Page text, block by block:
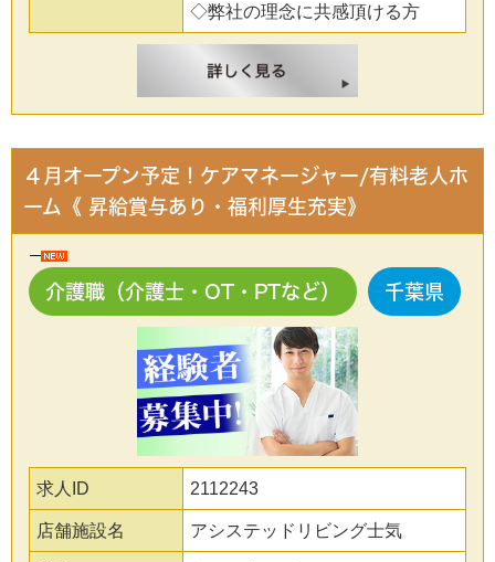
◇弊社の理念に共感頂ける方
４月オープン予定！ケアマネージャー/有料老人ホ
ーム《 昇給賞与あり・福利厚生充実》
介護職（介護士・OT・PTなど） 千葉県
求人ID 2112243
店舗施設名 アシステッドリビング士気